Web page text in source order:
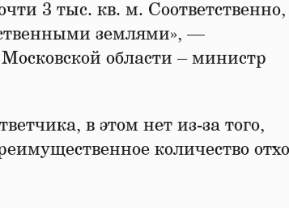
3 тыс. кв. м. Соответственно,
землями», —
области – министр
в этом нет из-за того,
количество